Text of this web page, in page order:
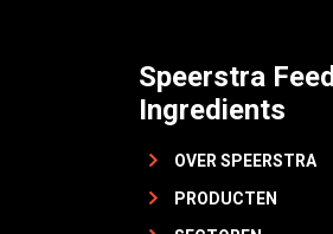
Speerstra Feed
Ingredients
OVER SPEERSTRA
PRODUCTEN